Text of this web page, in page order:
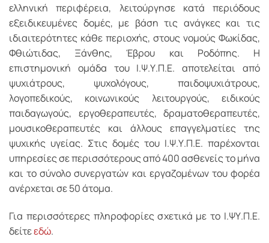
ελληνική περιφέρεια, λειτούργησε κατά περιόδους
εξειδικευμένες δομές, με βάση τις ανάγκες και τις
ιδιαιτερότητες κάθε περιοχής, στους νομούς Φωκίδας,
Φθιώτιδας, Ξάνθης, Έβρου και Ροδόπης. Η
επιστημονική ομάδα του Ι.Ψ.Υ.Π.Ε. αποτελείται από
ψυχιάτρους, ψυχολόγους, παιδοψυχιάτρους,
λογοπεδικούς, κοινωνικούς λειτουργούς, ειδικούς
παιδαγωγούς, εργοθεραπευτές, δραματοθεραπευτές,
μουσικοθεραπευτές και άλλους επαγγελματίες της
ψυχικής υγείας. Στις δομές του Ι.Ψ.Υ.Π.Ε. παρέχονται
υπηρεσίες σε περισσότερους από 400 ασθενείς το μήνα
και το σύνολο συνεργατών και εργαζομένων του φορέα
ανέρχεται σε 50 άτομα.
Για περισσότερες πληροφορίες σχετικά με το Ι.ΨΥ.Π.Ε.
δείτεεδώ.